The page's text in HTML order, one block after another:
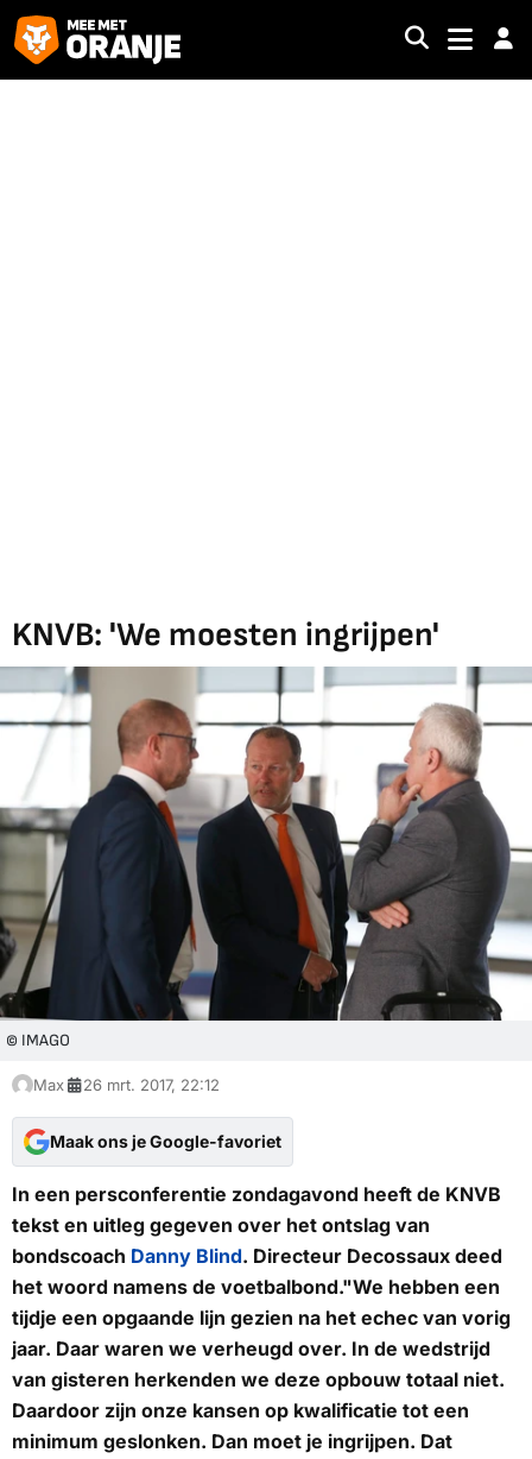
KNVB: 'We moesten ingrijpen'
© IMAGO
Max 26 mrt. 2017, 22:12
Maak ons je Google-favoriet
In een persconferentie zondagavond heeft de KNVB
tekst en uitleg gegeven over het ontslag van
bondscoach Danny Blind. Directeur Decossaux deed
het woord namens de voetbalbond."We hebben een
tijdje een opgaande lijn gezien na het echec van vorig
jaar. Daar waren we verheugd over. In de wedstrijd
van gisteren herkenden we deze opbouw totaal niet.
Daardoor zijn onze kansen op kwalificatie tot een
minimum geslonken. Dan moet je ingrijpen. Dat